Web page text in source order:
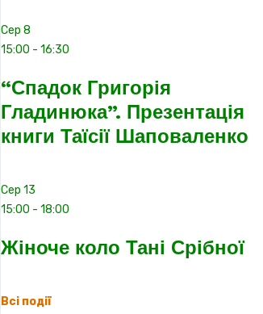
Сер8
15:00 -16:30
“Спадок Григорія
Гладинюка”. Презентація
книги Таїсії Шаповаленко
Сер13
15:00 -18:00
Жіноче коло Тані Срібної
Всі події